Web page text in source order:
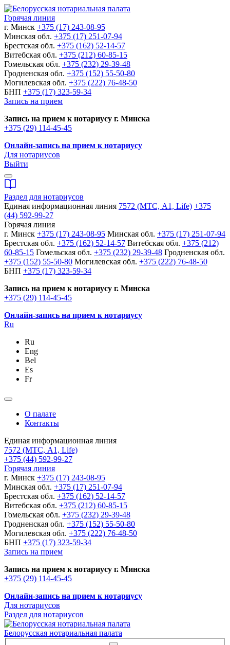
Горячая линия
г. Минск +375 (17) 243-08-95
Минская обл. +375 (17) 251-07-94
Брестская обл. +375 (162) 52-14-57
Витебская обл. +375 (212) 60-85-15
Гомельская обл. +375 (232) 29-39-48
Гродненская обл. +375 (152) 55-50-80
Могилевская обл. +375 (222) 76-48-50
БНП +375 (17) 323-59-34
Запись на прием
Запись на прием к нотариусу г. Минска
+375 (29) 114-45-45
Онлайн-запись на прием к нотариусу
Для нотариусов
Выйти
Раздел для нотариусов
Единая информационная линия 7572 (МТС, A1, Life) +375
(44) 592-99-27
Горячая линия
г. Минск +375 (17) 243-08-95 Минская обл. +375 (17) 251-07-94
Брестская обл. +375 (162) 52-14-57 Витебская обл. +375 (212)
60-85-15 Гомельская обл. +375 (232) 29-39-48 Гродненская обл.
+375 (152) 55-50-80 Могилевская обл. +375 (222) 76-48-50
БНП +375 (17) 323-59-34
Запись на прием к нотариусу г. Минска
+375 (29) 114-45-45
Онлайн-запись на прием к нотариусу
Ru
Ru
Eng
Bel
Es
Fr
О палате
Контакты
Единая информационная линия
7572 (МТС, A1, Life)
+375 (44) 592-99-27
Горячая линия
г. Минск +375 (17) 243-08-95
Минская обл. +375 (17) 251-07-94
Брестская обл. +375 (162) 52-14-57
Витебская обл. +375 (212) 60-85-15
Гомельская обл. +375 (232) 29-39-48
Гродненская обл. +375 (152) 55-50-80
Могилевская обл. +375 (222) 76-48-50
БНП +375 (17) 323-59-34
Запись на прием
Запись на прием к нотариусу г. Минска
+375 (29) 114-45-45
Онлайн-запись на прием к нотариусу
Для нотариусов
Раздел для нотариусов
Белорусская нотариальная палата